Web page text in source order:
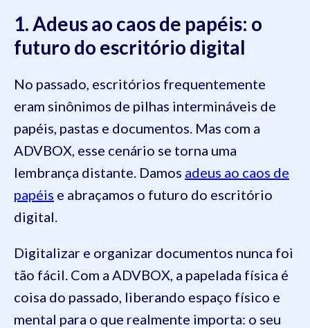
1. Adeus ao caos de papéis: o
futuro do escritório digital
No passado, escritórios frequentemente
eram sinônimos de pilhas intermináveis de
papéis, pastas e documentos. Mas com a
ADVBOX, esse cenário se torna uma
lembrança distante. Damos adeus ao caos de
papéis e abraçamos o futuro do escritório
digital.
Digitalizar e organizar documentos nunca foi
tão fácil. Com a ADVBOX, a papelada física é
coisa do passado, liberando espaço físico e
mental para o que realmente importa: o seu